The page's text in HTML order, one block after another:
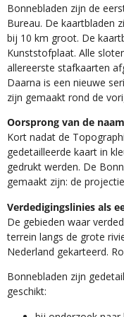
Bonnebladen zijn de
Bureau. De kaartbladen
bij 10 km groot. De
Kunststofplaat. Alle
allereerste stafkaarten
Daarna is een nieuwe
zijn gemaakt rond de
Oorsprong van de
Kort nadat de
gedetailleerde kaart in
gedrukt werden. De
gemaakt zijn: de
Verdedigingslinies als
De gebieden waar
terrein langs de grote
Nederland gekarteerd.
Bonnebladen zijn
geschikt:​